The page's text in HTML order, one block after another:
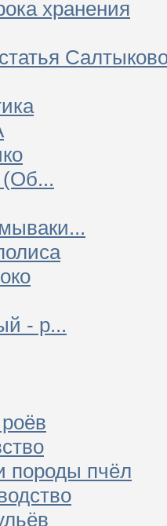
хранения
(Об...
- р...
породы пчёл